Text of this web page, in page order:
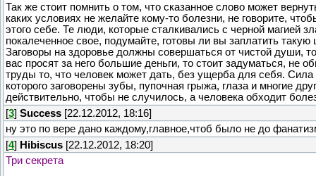
Так же стоит помнить о том, что сказанное слово может
каких условиях не желайте кому-то болезни, не говорите,
этого себе. Те люди, которые сталкивались с черной магией
покалеченное свое, подумайте, готовы ли вы заплатить такую
Заговоры на здоровье должны совершаться от чистой души,
вас просят за него большие деньги, то стоит задуматься, не
труды то, что человек может дать, без ущерба для себя.
которого заговорены зубы, пупочная грыжа, глаза и многие
действительно, чтобы не случилось, а человека обходит
[3] Success [22.12.2012, 18:16]
ну это по вере дано каждому,главное,чтоб было не до
[4] Hibiscus [22.12.2012, 18:20]
Три секрета